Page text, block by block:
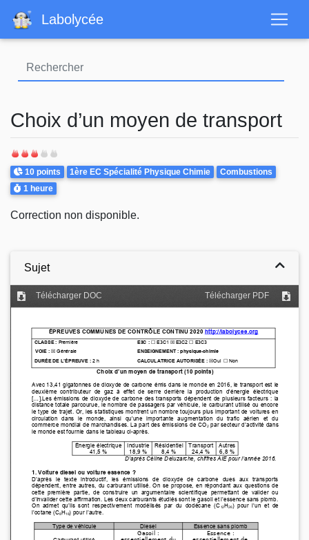
contenu
Labolycée
Choix d’un moyen de transport
Points
10 points Theme
1ère EC Spécialité Physique Chimie Combustions
Durée
1 heure
Correction non disponible.
Sujet